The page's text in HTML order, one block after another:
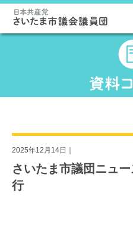
2025年12月14日｜
さいたま市議団ニュ
行